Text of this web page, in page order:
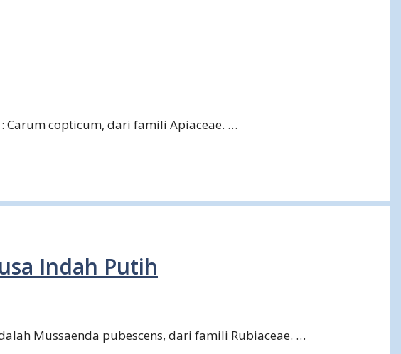
Carum copticum, dari famili Apiaceae. …
Indah Putih
Mussaenda pubescens, dari famili Rubiaceae. …